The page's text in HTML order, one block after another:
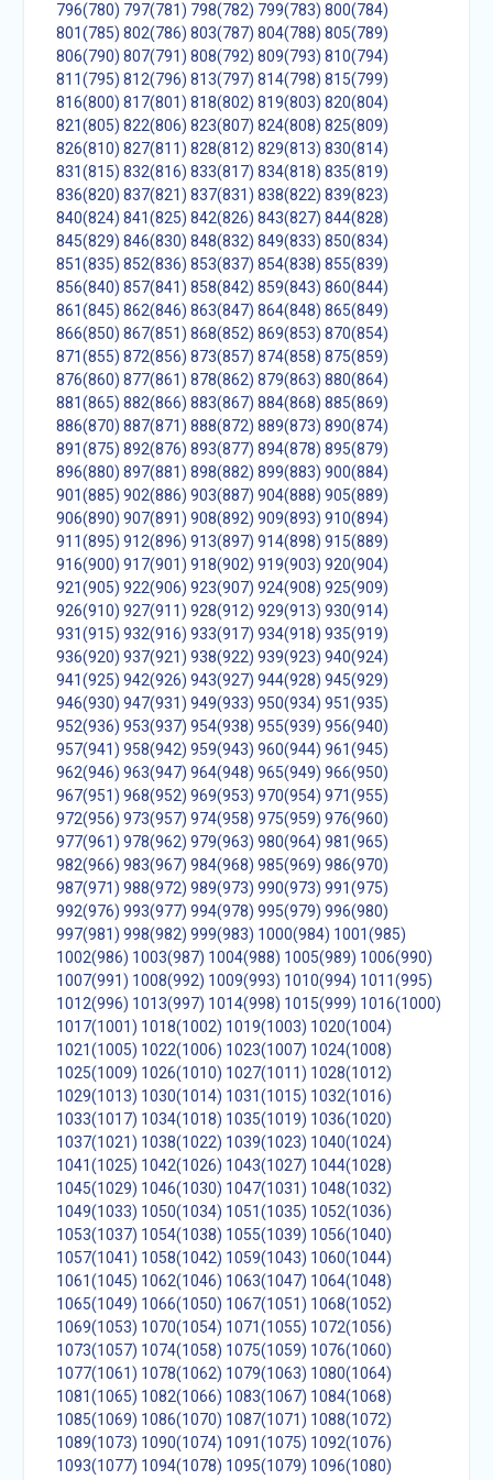
796(780) 797(781) 798(782) 799(783) 800(784)
801(785) 802(786) 803(787) 804(788) 805(789)
806(790) 807(791) 808(792) 809(793) 810(794)
811(795) 812(796) 813(797) 814(798) 815(799)
816(800) 817(801) 818(802) 819(803) 820(804)
821(805) 822(806) 823(807) 824(808) 825(809)
826(810) 827(811) 828(812) 829(813) 830(814)
831(815) 832(816) 833(817) 834(818) 835(819)
836(820) 837(821) 837(831) 838(822) 839(823)
840(824) 841(825) 842(826) 843(827) 844(828)
845(829) 846(830) 848(832) 849(833) 850(834)
851(835) 852(836) 853(837) 854(838) 855(839)
856(840) 857(841) 858(842) 859(843) 860(844)
861(845) 862(846) 863(847) 864(848) 865(849)
866(850) 867(851) 868(852) 869(853) 870(854)
871(855) 872(856) 873(857) 874(858) 875(859)
876(860) 877(861) 878(862) 879(863) 880(864)
881(865) 882(866) 883(867) 884(868) 885(869)
886(870) 887(871) 888(872) 889(873) 890(874)
891(875) 892(876) 893(877) 894(878) 895(879)
896(880) 897(881) 898(882) 899(883) 900(884)
901(885) 902(886) 903(887) 904(888) 905(889)
906(890) 907(891) 908(892) 909(893) 910(894)
911(895) 912(896) 913(897) 914(898) 915(889)
916(900) 917(901) 918(902) 919(903) 920(904)
921(905) 922(906) 923(907) 924(908) 925(909)
926(910) 927(911) 928(912) 929(913) 930(914)
931(915) 932(916) 933(917) 934(918) 935(919)
936(920) 937(921) 938(922) 939(923) 940(924)
941(925) 942(926) 943(927) 944(928) 945(929)
946(930) 947(931) 949(933) 950(934) 951(935)
952(936) 953(937) 954(938) 955(939) 956(940)
957(941) 958(942) 959(943) 960(944) 961(945)
962(946) 963(947) 964(948) 965(949) 966(950)
967(951) 968(952) 969(953) 970(954) 971(955)
972(956) 973(957) 974(958) 975(959) 976(960)
977(961) 978(962) 979(963) 980(964) 981(965)
982(966) 983(967) 984(968) 985(969) 986(970)
987(971) 988(972) 989(973) 990(973) 991(975)
992(976) 993(977) 994(978) 995(979) 996(980)
997(981) 998(982) 999(983) 1000(984) 1001(985)
1002(986) 1003(987) 1004(988) 1005(989) 1006(990)
1007(991) 1008(992) 1009(993) 1010(994) 1011(995)
1012(996) 1013(997) 1014(998) 1015(999) 1016(1000)
1017(1001) 1018(1002) 1019(1003) 1020(1004)
1021(1005) 1022(1006) 1023(1007) 1024(1008)
1025(1009) 1026(1010) 1027(1011) 1028(1012)
1029(1013) 1030(1014) 1031(1015) 1032(1016)
1033(1017) 1034(1018) 1035(1019) 1036(1020)
1037(1021) 1038(1022) 1039(1023) 1040(1024)
1041(1025) 1042(1026) 1043(1027) 1044(1028)
1045(1029) 1046(1030) 1047(1031) 1048(1032)
1049(1033) 1050(1034) 1051(1035) 1052(1036)
1053(1037) 1054(1038) 1055(1039) 1056(1040)
1057(1041) 1058(1042) 1059(1043) 1060(1044)
1061(1045) 1062(1046) 1063(1047) 1064(1048)
1065(1049) 1066(1050) 1067(1051) 1068(1052)
1069(1053) 1070(1054) 1071(1055) 1072(1056)
1073(1057) 1074(1058) 1075(1059) 1076(1060)
1077(1061) 1078(1062) 1079(1063) 1080(1064)
1081(1065) 1082(1066) 1083(1067) 1084(1068)
1085(1069) 1086(1070) 1087(1071) 1088(1072)
1089(1073) 1090(1074) 1091(1075) 1092(1076)
1093(1077) 1094(1078) 1095(1079) 1096(1080)